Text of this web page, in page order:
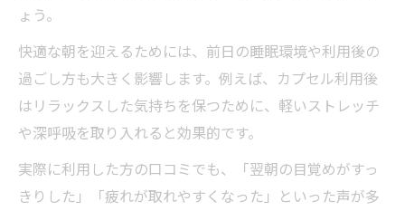
ょう。
快適な朝を迎えるためには、前日の睡眠環境や利用後の
過ごし方も大きく影響します。例えば、カプセル利用後
はリラックスした気持ちを保つために、軽いストレッチ
や深呼吸を取り入れると効果的です。
実際に利用した方の口コミでも、「翌朝の目覚めがすっ
きりした」「疲れが取れやすくなった」といった声が多